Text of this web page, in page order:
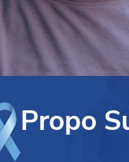
Propo